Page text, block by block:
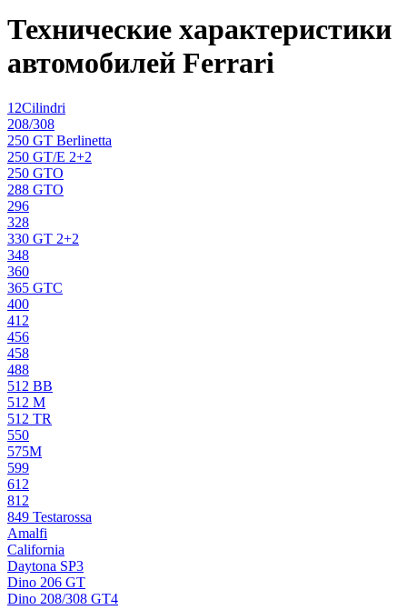
Технические характеристики
автомобилей Ferrari
12Cilindri
208/308
250 GT Berlinetta
250 GT/E 2+2
250 GTO
288 GTO
296
328
330 GT 2+2
348
360
365 GTC
400
412
456
458
488
512 BB
512 M
512 TR
550
575M
599
612
812
849 Testarossa
Amalfi
California
Daytona SP3
Dino 206 GT
Dino 208/308 GT4